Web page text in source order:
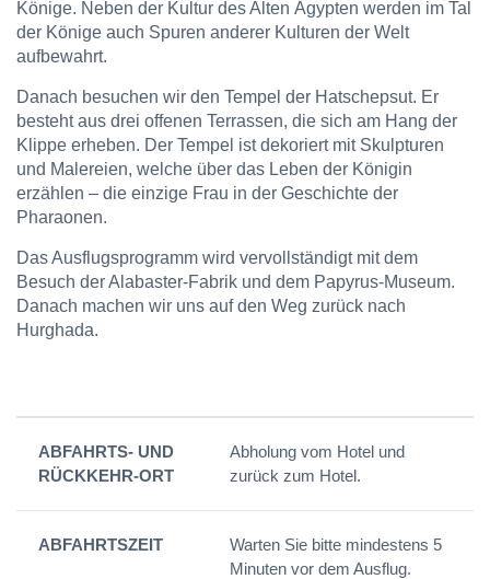
Könige. Neben der Kultur des Alten Ägypten werden im Tal
der Könige auch Spuren anderer Kulturen der Welt
aufbewahrt.
Danach besuchen wir den Tempel der Hatschepsut. Er
besteht aus drei offenen Terrassen, die sich am Hang der
Klippe erheben. Der Tempel ist dekoriert mit Skulpturen
und Malereien, welche über das Leben der Königin
erzählen – die einzige Frau in der Geschichte der
Pharaonen.
Das Ausflugsprogramm wird vervollständigt mit dem
Besuch der Alabaster-Fabrik und dem Papyrus-Museum.
Danach machen wir uns auf den Weg zurück nach
Hurghada.
ABFAHRTS- UND
RÜCKKEHR-ORT
Abholung vom Hotel und
zurück zum Hotel.
ABFAHRTSZEIT
Warten Sie bitte mindestens 5
Minuten vor dem Ausflug.